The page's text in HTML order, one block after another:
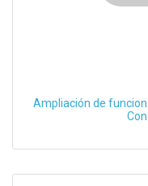
Ampliación de